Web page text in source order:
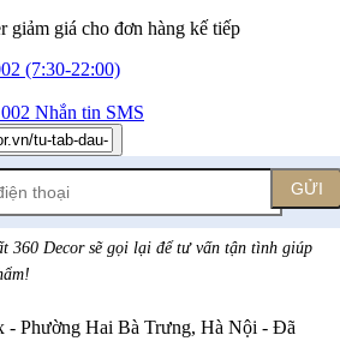
giảm giá cho đơn hàng kế tiếp
(7:30-22:00)
Nhắn tin SMS
GỬI
360 Decor sẽ gọi lại để tư vấn tận tình giúp
!
- Phường Hai Bà Trưng, Hà Nội - Đã